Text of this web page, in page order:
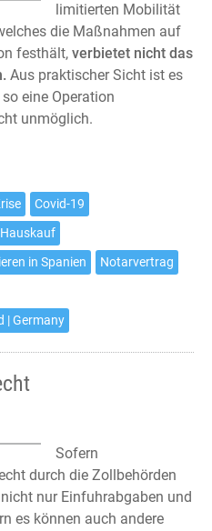
limitierten Mobilität
die Maßnahmen auf
festhält, verbietet nicht das
Aus praktischer Sicht ist es
eine Operation
unmöglich.
Covid-19
Hauskauf
in Spanien
Notarvertrag
| Germany
Sofern
durch die Zollbehörden
nur Einfuhrabgaben und
es können auch andere